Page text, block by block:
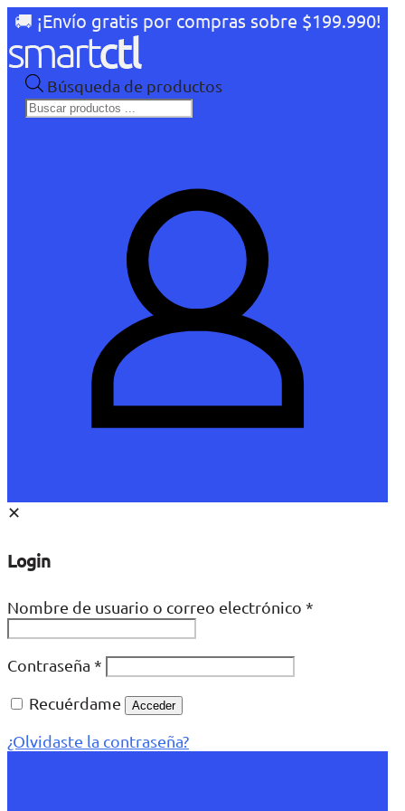
🚚 ¡Envío gratis por compras sobre $199.990!
Búsqueda de productos
✕
Login
Nombre de usuario o correo electrónico *
Contraseña *
Recuérdame
Acceder
¿Olvidaste la contraseña?